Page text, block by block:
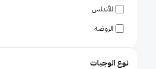
شواطئ
الواجهة البحرية
مطارات
الأندلس
الروضة
نوع الوجبات